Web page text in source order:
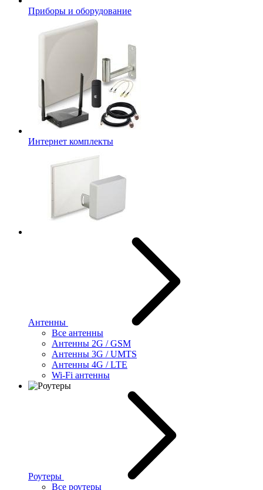
Приборы и оборудование
Интернет комплекты
Антенны
Все антенны
Антенны 2G / GSM
Антенны 3G / UMTS
Антенны 4G / LTE
Wi-Fi антенны
Роутеры
Все роутеры